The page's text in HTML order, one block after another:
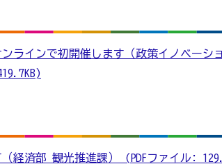
ンラインで初開催します（政策イノベーシ
（経済部 観光推進課） (PDFファイル: